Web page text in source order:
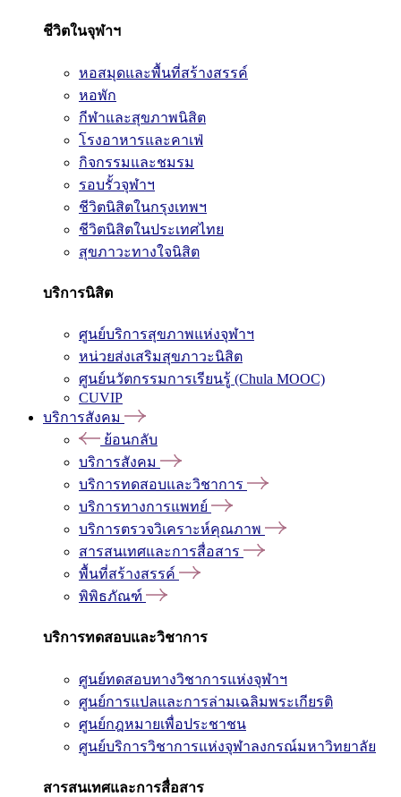
ชีวิตในจุฬาฯ
หอสมุดและพื้นที่สร้างสรรค์
หอพัก
กีฬาและสุขภาพนิสิต
โรงอาหารและคาเฟ่
กิจกรรมและชมรม
รอบรั้วจุฬาฯ
ชีวิตนิสิตในกรุงเทพฯ
ชีวิตนิสิตในประเทศไทย
สุขภาวะทางใจนิสิต
บริการนิสิต
ศูนย์บริการสุขภาพแห่งจุฬาฯ
หน่วยส่งเสริมสุขภาวะนิสิต
ศูนย์นวัตกรรมการเรียนรู้ (Chula MOOC)
CUVIP
บริการสังคม
ย้อนกลับ
บริการสังคม
บริการทดสอบและวิชาการ
บริการทางการแพทย์
บริการตรวจวิเคราะห์คุณภาพ
สารสนเทศและการสื่อสาร
พื้นที่สร้างสรรค์
พิพิธภัณฑ์
บริการทดสอบและวิชาการ
ศูนย์ทดสอบทางวิชาการแห่งจุฬาฯ
ศูนย์การแปลและการล่ามเฉลิมพระเกียรติ
ศูนย์กฎหมายเพื่อประชาชน
ศูนย์บริการวิชาการแห่งจุฬาลงกรณ์มหาวิทยาลัย
สารสนเทศและการสื่อสาร